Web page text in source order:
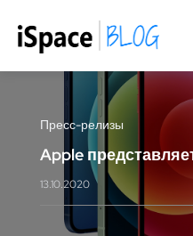
Пресс-релизы
Apple
13.10.2020